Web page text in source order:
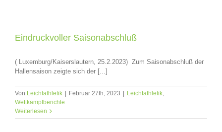
Eindruckvoller Saisonabschluß
( Luxemburg/Kaiserslautern, 25.2.2023) Zum Saisonabschluß der
Hallensaison zeigte sich der [...]
Von Leichtathletik Februar 27th, 2023 Leichtathletik,
Wettkampfberichte
Weiterlesen